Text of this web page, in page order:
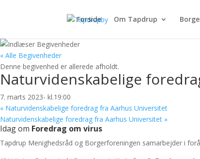
Forside Om Tapdrup
« Alle Begivenheder
Denne begivenhed er allerede afholdt.
Naturvidenskabelige
7. marts 2023- kl.19:00
« Naturvidenskabelige foredrag fra Aarhus Universitet
Naturvidenskabelige foredrag fra Aarhus Universitet »
Idag om Foredrag om virus
Tapdrup Menighedsråd og Borgerforeningen samarbejder i